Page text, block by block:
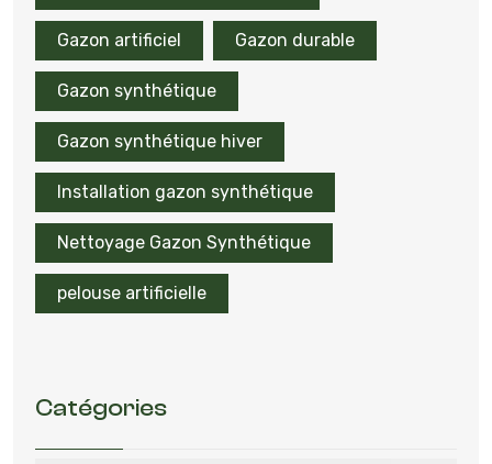
Gazon artificiel Gazon durable
Gazon synthétique
Gazon synthétique hiver
Installation gazon synthétique
Nettoyage Gazon Synthétique
pelouse artificielle
Catégories